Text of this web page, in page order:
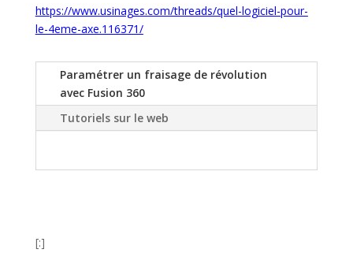
https://www.usinages.com/threads/quel-logiciel-pour-
le-4eme-axe.116371/
Paramétrer un fraisage de révolution
avec Fusion 360
Tutoriels sur le web
[:]